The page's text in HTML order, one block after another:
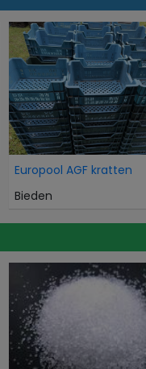
Europool AGF kratten
Bieden